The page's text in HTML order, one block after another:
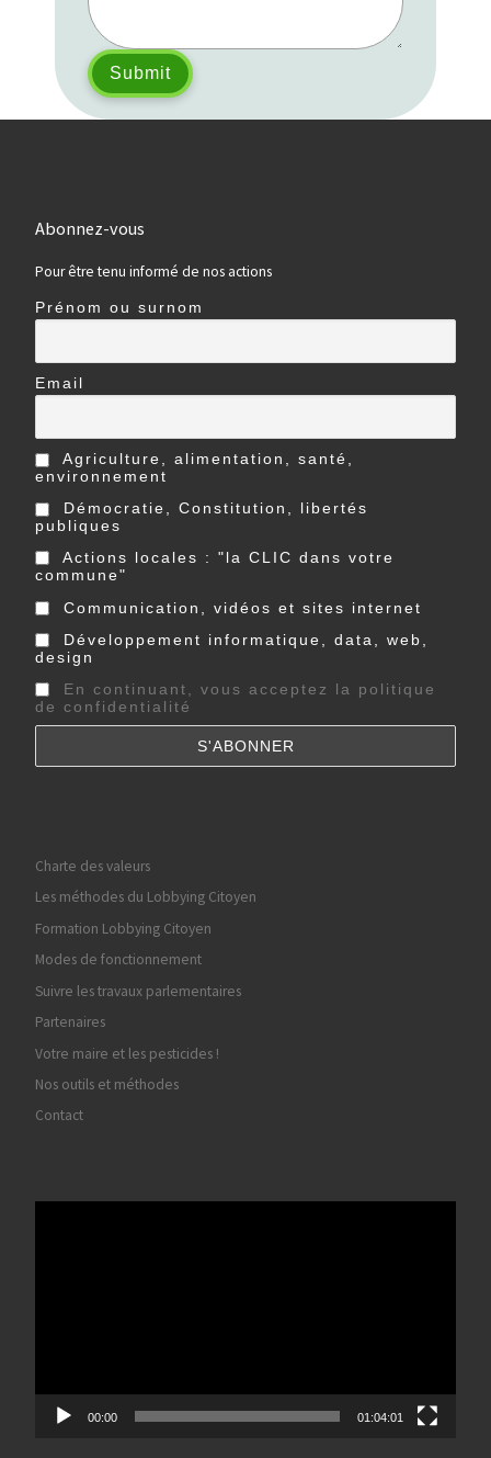
Abonnez-vous
Pour être tenu informé de nos actions
Prénom ou surnom
Email
Agriculture, alimentation, santé,
environnement
Démocratie, Constitution, libertés
publiques
Actions locales : "la CLIC dans votre
commune"
Communication, vidéos et sites internet
Développement informatique, data, web,
design
En continuant, vous acceptez la politique
de confidentialité
Charte des valeurs
Les méthodes du Lobbying Citoyen
Formation Lobbying Citoyen
Modes de fonctionnement
Suivre les travaux parlementaires
Partenaires
Votre maire et les pesticides !
Nos outils et méthodes
Contact
00:00 01:04:01